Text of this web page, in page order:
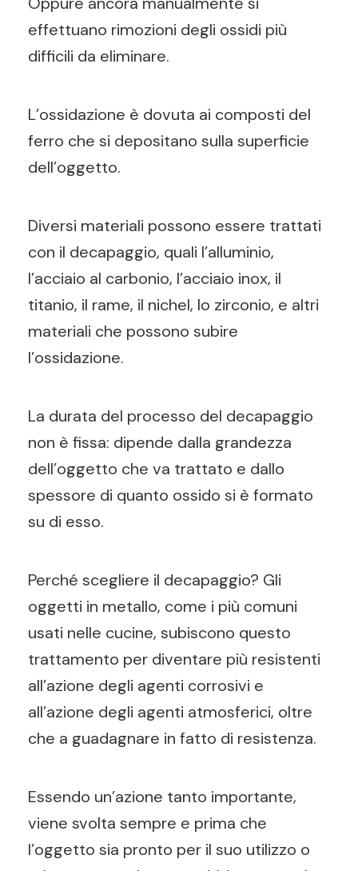
effettuano rimozioni degli ossidi più
difficili da eliminare.
L’ossidazione è dovuta ai composti del
ferro che si depositano sulla superficie
dell’oggetto.
Diversi materiali possono essere trattati
con il decapaggio, quali l’alluminio,
l’acciaio al carbonio, l’acciaio inox, il
titanio, il rame, il nichel, lo zirconio, e altri
materiali che possono subire
l’ossidazione.
La durata del processo del decapaggio
non è fissa: dipende dalla grandezza
dell’oggetto che va trattato e dallo
spessore di quanto ossido si è formato
su di esso.
Perché scegliere il decapaggio? Gli
oggetti in metallo, come i più comuni
usati nelle cucine, subiscono questo
trattamento per diventare più resistenti
all’azione degli agenti corrosivi e
all’azione degli agenti atmosferici, oltre
che a guadagnare in fatto di resistenza.
Essendo un’azione tanto importante,
viene svolta sempre e prima che
l’oggetto sia pronto per il suo utilizzo o